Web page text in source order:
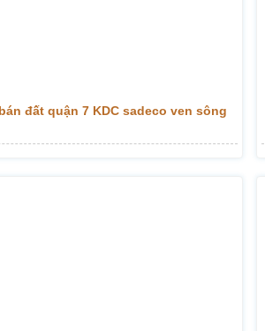
đất quận 7 KDC sadeco ven sông